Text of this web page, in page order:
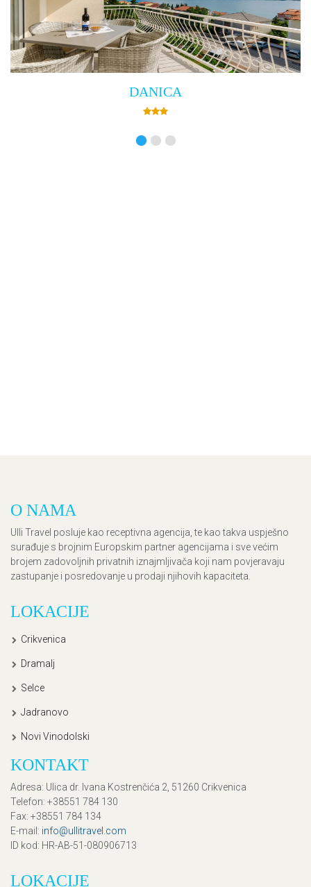
Villa Empress
O NAMA
Ulli Travel posluje kao receptivna agencija, te kao takva uspješno
surađuje s brojnim Europskim partner agencijama i sve većim
brojem zadovoljnih privatnih iznajmljivača koji nam povjeravaju
zastupanje i posredovanje u prodaji njihovih kapaciteta.
LOKACIJE
Crikvenica
Dramalj
Selce
Jadranovo
Novi Vinodolski
KONTAKT
Adresa: Ulica dr. Ivana Kostrenčića 2, 51260 Crikvenica
Telefon: +38551 784 130
Fax: +38551 784 134
E-mail: info@ullitravel.com
ID kod: HR-AB-51-080906713
LOKACIJE